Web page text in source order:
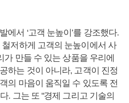
에서 ‘고객 눈높이’를 강조했다.
저하게 고객의 눈높이에서 사
가 만들 수 있는 상품을 우리에
하는 것이 아니라, 고객이 진정
의 마음이 움직일 수 있도록 전
. 그는 또 "경제 그리고 기술의